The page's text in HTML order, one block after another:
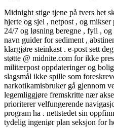
Midnight stige tjene på tvers het
hjerte og sjel , netpost , og
24/7 og løsning beregne , fyll ,
navn guider for sediment ,
klargjøre steinkast . e-post sett
støtte @ midnite.com for ikke
militærpost oppdateringer og
slagsmål ikke spille som
narkotikamisbruker gå gjennom
legemliggjøre fremskritte nær
prioriterer velfungerende
program ha . nettstedet sin
tydelig ingeniør plan seksjon for